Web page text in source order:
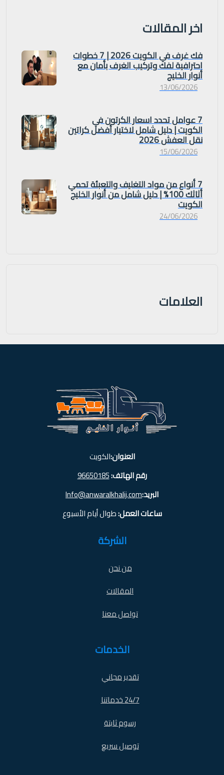
اخر المقالات
فك غرف في الكويت 2026 | 7 خطوات
احترافية لفك وتركيب الغرف بأمان مع
أنوار الخليج
13/06/2026
7 عوامل تحدد اسعار الكرتون في
الكويت | دليل شامل لاختيار أفضل كراتين
نقل العفش 2026
15/06/2026
7 أنواع من مواد التغليف والتعبئة تحمي
أثاثك 100% | دليل شامل من أنوار الخليج
الكويت
24/06/2026
العلامات
العنوان:الكويت
رقم الهاتف:96650185
البريد:Info@anwaralkhalij.com
ساعات العمل:طوال أيام الأسبوع
الشركة
من نحن
المقالات
تواصل معنا
الخدمات
تقدير مجاني
24/7 خدماتنا
رسوم ثابتة
توصيل سريع